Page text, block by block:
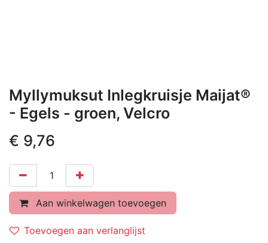
Myllymuksut Inlegkruisje Maijat®
- Egels - groen, Velcro
€ 9,76
Aan winkelwagen toevoegen
Toevoegen aan verlanglijst